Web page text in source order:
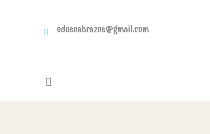
edusoabrazos@gmail.com